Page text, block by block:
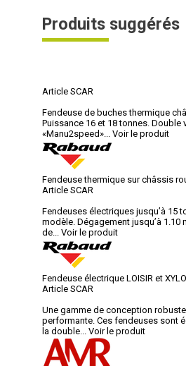
Produits suggérés
Article SCAR
Fendeuse de buches thermique
Puissance 16 et 18 tonnes. Double
«Manu2speed»...
Voir le produit
Fendeuse thermique sur châssis
Article SCAR
Fendeuses électriques jusqu’à 15
modèle. Dégagement jusqu’à 1.10
de...
Voir le produit
Fendeuse électrique LOISIR et XYLO
Article SCAR
Une gamme de conception
performante. Ces fendeuses sont
la double...
Voir le produit